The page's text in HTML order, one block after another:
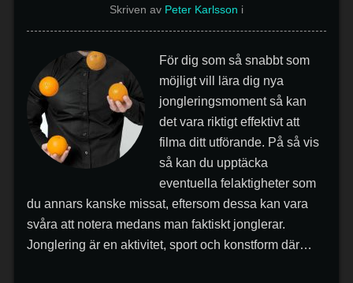
Skriven av Peter Karlsson i
För dig som så snabbt som
möjligt vill lära dig nya
jongleringsmoment så kan
det vara riktigt effektivt att
filma ditt utförande. På så vis
så kan du upptäcka
eventuella felaktigheter som
du annars kanske missat, eftersom dessa kan vara
svåra att notera medans man faktiskt jonglerar.
Jonglering är en aktivitet, sport och konstform där…